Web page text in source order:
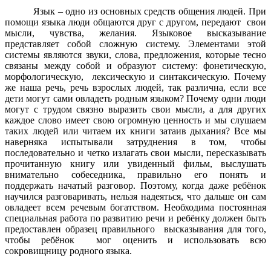
Язык – одно из основных средств общения людей. При
помощи языка люди общаются друг с другом, передают свои
мысли, чувства, желания. Языковое высказывание
представляет собой сложную систему. Элементами этой
системы являются звуки, слова, предложения, которые тесно
связаны между собой и образуют систему: фонетическую,
морфологическую, лексическую и синтаксическую. Почему
же наша речь, речь взрослых людей, так различна, если все
дети могут сами овладеть родным языком? Почему одни люди
могут с трудом связно выразить свои мысли, а для других
каждое слово имеет свою огромную ценность и мы слушаем
таких людей или читаем их книги затаив дыхания? Все мы
наверняка испытывали затруднения в том, чтобы
последовательно и четко излагать свои мысли, пересказывать
прочитанную книгу или увиденный фильм, выслушать
внимательно собеседника, правильно его понять и
поддержать начатый разговор. Поэтому, когда даже ребёнок
научился разговаривать, нельзя надеяться, что дальше он сам
овладеет всем речевым богатством. Необходима постоянная
специальная работа по развитию речи и ребёнку должен быть
предоставлен образец правильного высказывания для того,
чтобы ребёнок мог оценить и использовать всю
сокровищницу родного языка.